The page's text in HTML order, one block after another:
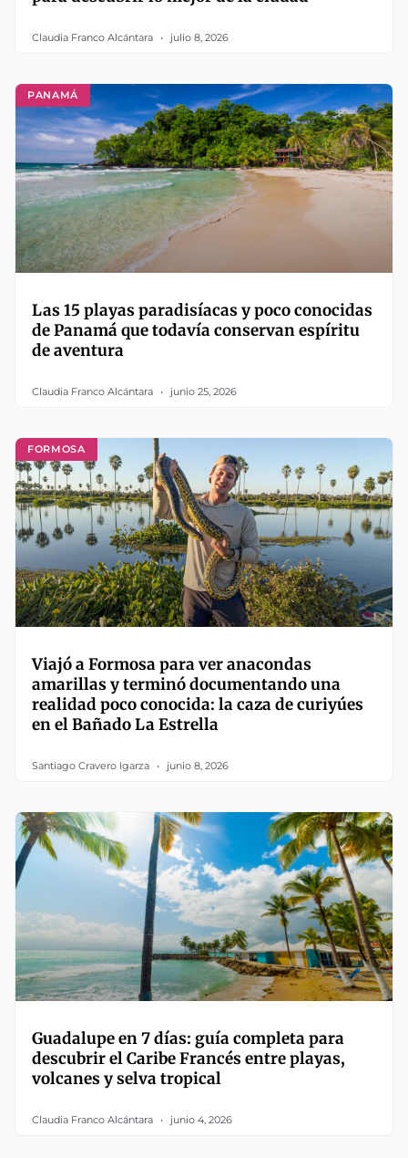
Claudia Franco Alcántara julio 8, 2026
PANAMÁ
Las 15 playas paradisíacas y poco conocidas
de Panamá que todavía conservan espíritu
de aventura
Claudia Franco Alcántara junio 25, 2026
FORMOSA
Viajó a Formosa para ver anacondas
amarillas y terminó documentando una
realidad poco conocida: la caza de curiyúes
en el Bañado La Estrella
Santiago Cravero Igarza junio 8, 2026
Guadalupe en 7 días: guía completa para
descubrir el Caribe Francés entre playas,
volcanes y selva tropical
Claudia Franco Alcántara junio 4, 2026